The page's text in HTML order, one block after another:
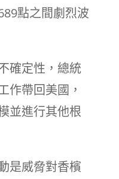
點之間劇烈波
確定性，總統
作帶回美國，
並進行其他根
是威脅對香檳